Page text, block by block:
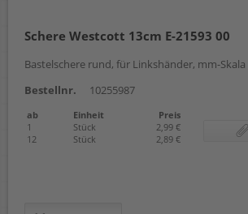
Schere Westcott 13cm E-21593 00
Bastelschere rund, für Linkshänder, mm-Skala
Bestellnr.
10255987
ab Einheit
Preis
1
Stück
2,99 €
12
Stück 2,89 €